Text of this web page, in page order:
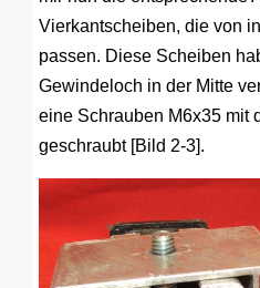
Vierkantscheiben, die von
passen. Diese Scheiben
Gewindeloch in der Mitte
eine Schrauben M6x35 mit
geschraubt [Bild 2-3].